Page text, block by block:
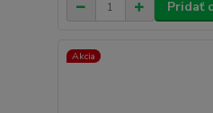
Pridať
Akcia